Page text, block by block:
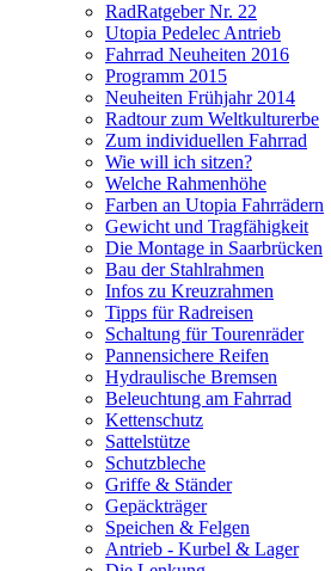
RadRatgeber Nr. 22
Utopia Pedelec Antrieb
Fahrrad Neuheiten 2016
Programm 2015
Neuheiten Frühjahr 2014
Radtour zum Weltkulturerbe
Zum individuellen Fahrrad
Wie will ich sitzen?
Welche Rahmenhöhe
Farben an Utopia Fahrrädern
Gewicht und Tragfähigkeit
Die Montage in Saarbrücken
Bau der Stahlrahmen
Infos zu Kreuzrahmen
Tipps für Radreisen
Schaltung für Tourenräder
Pannensichere Reifen
Hydraulische Bremsen
Beleuchtung am Fahrrad
Kettenschutz
Sattelstütze
Schutzbleche
Griffe & Ständer
Gepäckträger
Speichen & Felgen
Antrieb - Kurbel & Lager